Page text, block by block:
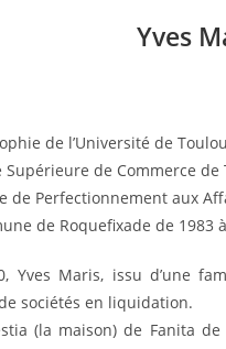
Yves
de l’Université de
Supérieure de Commerce de
de Perfectionnement aux
de Roquefixade de 1983
Yves Maris, issu d’une
sociétés en liquidation.
(la maison) de Fanita